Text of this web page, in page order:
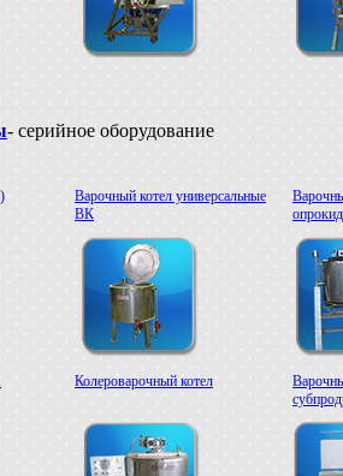
- серийное оборудование
Варочный котел универсальные
ВК
Колероварочный котел